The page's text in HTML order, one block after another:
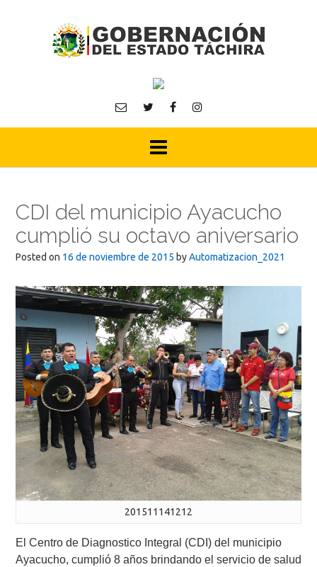
CDI del municipio Ayacucho
cumplió su octavo aniversario
Posted on 16 de noviembre de 2015 byAutomatizacion_2021
201511141212
El Centro de Diagnostico Integral (CDI) del municipio
Ayacucho, cumplió 8 años brindando el servicio de salud